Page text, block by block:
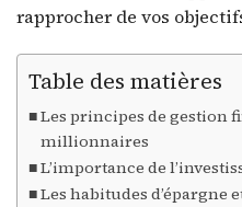
rapprocher de vos
Table des matières
Les principes de gestion
millionnaires
L’importance de
Les habitudes d’épargne